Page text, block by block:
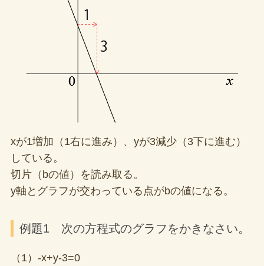
xが1増加（1右に進み）、yが3減少（3下に進む）
している。
切片（bの値）を読み取る。
y軸とグラフが交わっている点がbの値になる。
例題1 次の方程式のグラフをかきなさい。
（1）-x+y-3=0